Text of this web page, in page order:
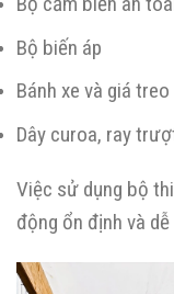
Bộ biến áp
Bánh xe và giá
Dây curoa, ray
Việc sử dụng bộ
động ổn định và